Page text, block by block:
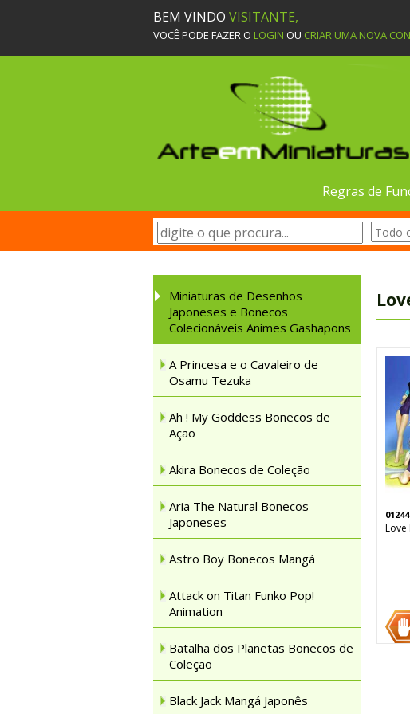
BEM VINDO VISITANTE,
VOCÊ PODE FAZER O LOGIN OU CRIAR UMA NOVA
Regras de
Miniaturas de Desenhos
Japoneses e Bonecos
Colecionáveis Animes Gashapons
A Princesa e o Cavaleiro de
Osamu Tezuka
Ah ! My Goddess Bonecos de
Ação
Akira Bonecos de Coleção
Aria The Natural Bonecos
Japoneses
Astro Boy Bonecos Mangá
Attack on Titan Funko Pop!
Animation
Batalha dos Planetas Bonecos de
Coleção
Black Jack Mangá Japonês
01244
Love